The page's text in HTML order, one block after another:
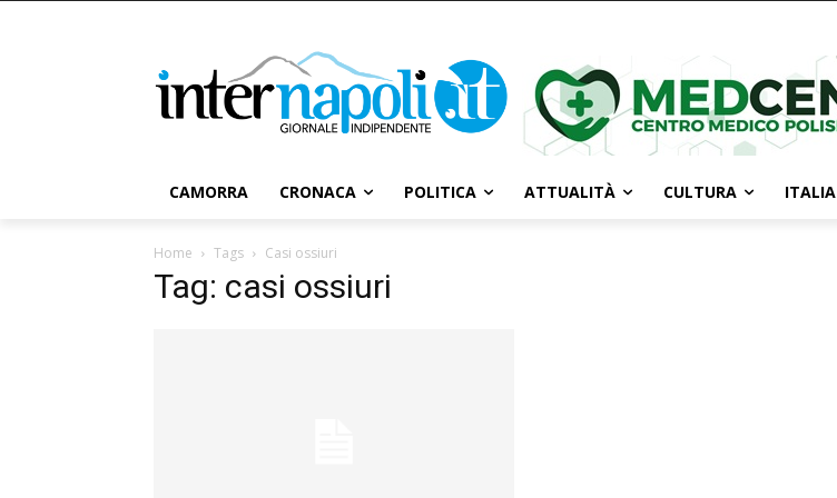
CAMORRA CRONACA POLITICA ATTUALITÀ CULTURA ITALIA
Home Tags Casi ossiuri
Tag: casi ossiuri